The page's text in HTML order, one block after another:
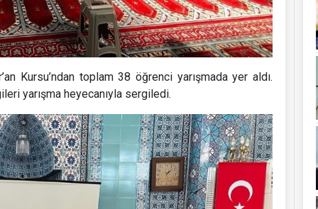
Kursu’ndan toplam 38 öğrenci yarışmada yer aldı.
yarışma heyecanıyla sergiledi.